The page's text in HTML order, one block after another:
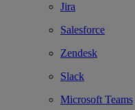
Jira
Salesforce
Zendesk
Slack
Microsoft Teams